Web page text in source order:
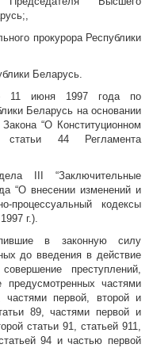
прокурора Республики
Беларусь.
11 июня 1997 года по
Беларусь на основании
“О Конституционном
44 Регламента
III “Заключительные
“О внесении изменений и
процессуальный кодексы
г.).
в законную силу
до введения в действие
преступлений,
частями
частями первой, второй и
89, частями первой и
статьи 91, статьей 911,
94 и частью первой